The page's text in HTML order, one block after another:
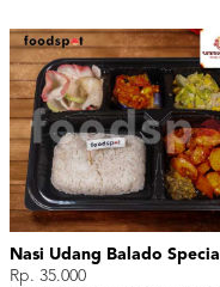
Nasi Udang Balado Special
Rp. 35.000